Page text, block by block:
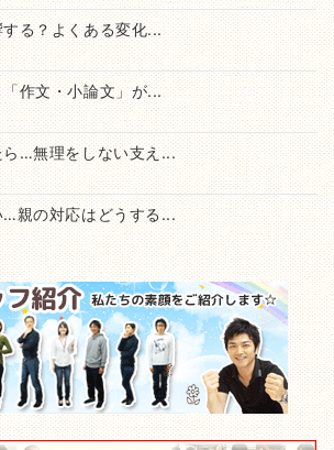
る？よくある変化...
作文・小論文」が...
…無理をしない支え...
親の対応はどうする...